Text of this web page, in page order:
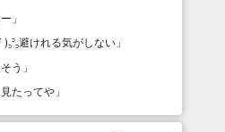
」
)꜆꜄꜆避けれる気がしない 」
う 」
たってや 」